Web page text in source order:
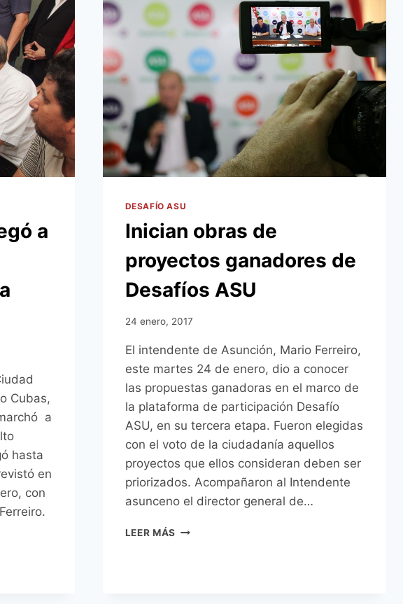
a
Cubas,
a
hasta
en
con
DESAFÍO ASU
Inician obras de
proyectos ganadores de
Desafíos ASU
24 enero, 2017
El intendente de Asunción, Mario Ferreiro,
este martes 24 de enero, dio a conocer
las propuestas ganadoras en el marco de
la plataforma de participación Desafío
ASU, en su tercera etapa. Fueron elegidas
con el voto de la ciudadanía aquellos
proyectos que ellos consideran deben ser
priorizados. Acompañaron al Intendente
asunceno el director general de…
LEER MÁS INICIAN